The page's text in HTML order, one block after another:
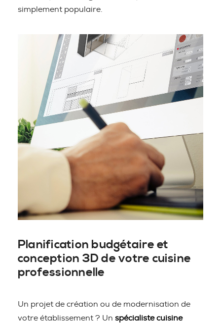
simplement populaire.
Planification budgétaire et
conception 3D de votre cuisine
professionnelle
Un projet de création ou de modernisation de
votre établissement ? Un spécialiste cuisine